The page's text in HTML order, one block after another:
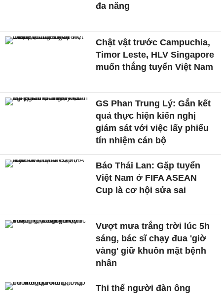
đa năng
Chật vật trước Campuchia,
Timor Leste, HLV Singapore
muốn thắng tuyển Việt Nam
GS Phan Trung Lý: Gắn kết
quả thực hiện kiến nghị
giám sát với việc lấy phiếu
tín nhiệm cán bộ
Báo Thái Lan: Gặp tuyển
Việt Nam ở FIFA ASEAN
Cup là cơ hội sửa sai
Vượt mưa trắng trời lúc 5h
sáng, bác sĩ chạy đua 'giờ
vàng' giữ khuôn mặt bệnh
nhân
Thi thể người đàn ông